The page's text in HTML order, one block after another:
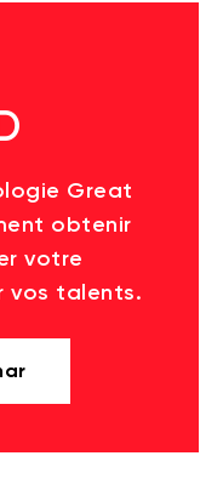
Great
obtenir
votre
vos talents.